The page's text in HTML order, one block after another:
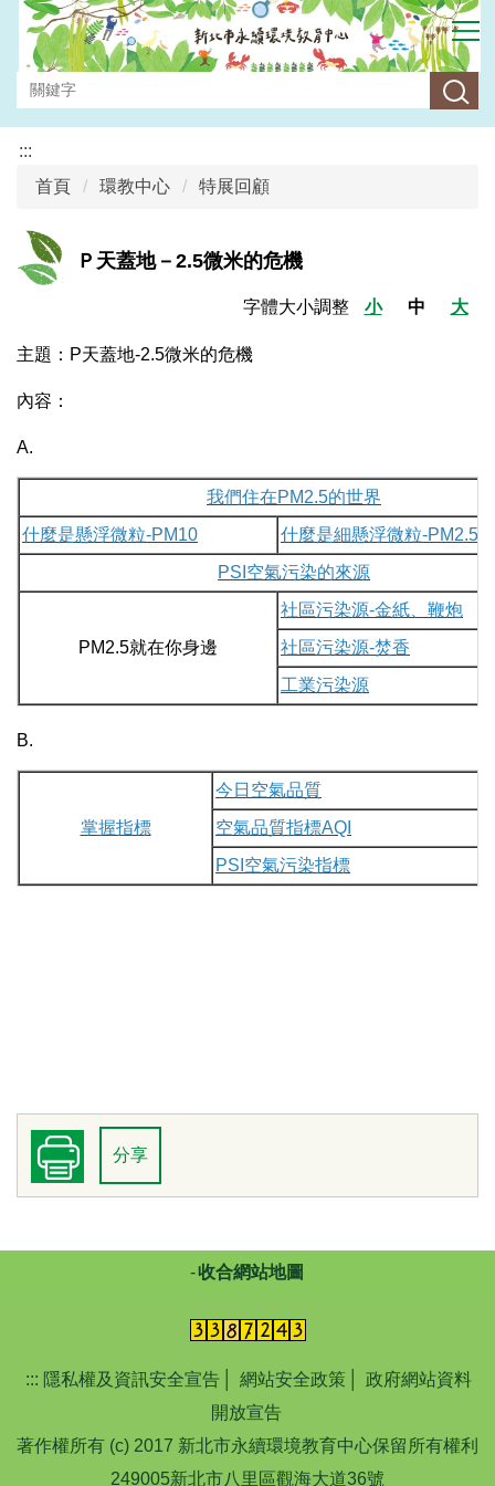
主
內
容
:::
首頁
環教中心 特展回顧
Ｐ天蓋地－2.5微米的危機
字體大小調整 小 中 大
主題：P天蓋地-2.5微米的危機
內容：
A.
我們住在PM2.5的世界
什麼是懸浮微粒-PM10
什麼是細懸浮微粒-PM2.5
PSI空氣污染的來源
PM2.5就在你身邊
社區污染源-金紙、鞭炮
社區污染源-焚香
工業污染源
B.
掌握指標
今日空氣品質
空氣品質指標AQI
PSI空氣污染指標
分享
收合網站地圖
::: 隱私權及資訊安全宣告 網站安全政策
政府網站資料
開放宣告
著作權所有 (c) 2017 新北市永續環境教育中心保留所有權利
249005新北市八里區觀海大道36號